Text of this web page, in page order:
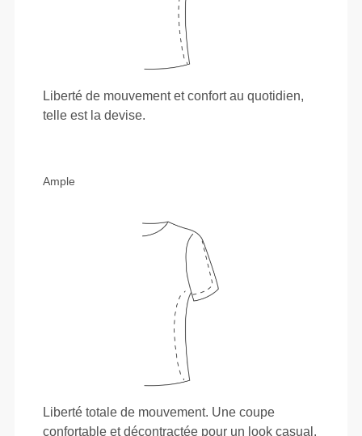
Liberté de mouvement et confort au quotidien,
telle est la devise.
Ample
Liberté totale de mouvement. Une coupe
confortable et décontractée pour un look casual.